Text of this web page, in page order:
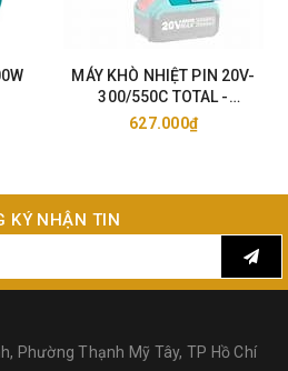
MÁY KHÒ NHIỆT PIN 20V-
300/550C TOTAL -
TBLI2002/25
627.000₫
KÝ NHẬN TIN
Phường Thạnh Mỹ Tây, TP Hồ Chí